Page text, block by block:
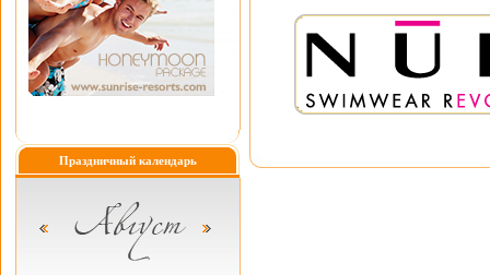
Праздничный календарь